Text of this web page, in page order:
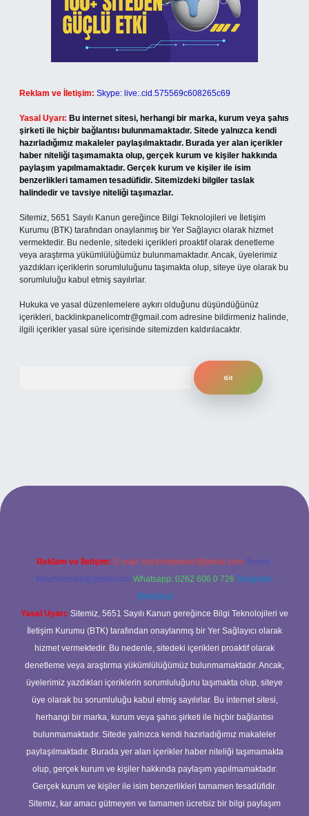
Reklam ve İletişim: Skype: live:.cid.575569c608265c69
Yasal Uyarı: Bu internet sitesi, herhangi bir marka, kurum veya şahıs
şirketi ile hiçbir bağlantısı bulunmamaktadır. Sitede yalnızca kendi
hazırladığımız makaleler paylaşılmaktadır. Burada yer alan içerikler
haber niteliği taşımamakta olup, gerçek kurum ve kişiler hakkında
paylaşım yapılmamaktadır. Gerçek kurum ve kişiler ile isim
benzerlikleri tamamen tesadüfidir. Sitemizdeki bilgiler taslak
halindedir ve tavsiye niteliği taşımazlar.
Sitemiz, 5651 Sayılı Kanun gereğince Bilgi Teknolojileri ve İletişim
Kurumu (BTK) tarafından onaylanmış bir Yer Sağlayıcı olarak hizmet
vermektedir. Bu nedenle, sitedeki içerikleri proaktif olarak denetleme
veya araştırma yükümlülüğümüz bulunmamaktadır. Ancak, üyelerimiz
yazdıkları içeriklerin sorumluluğunu taşımakta olup, siteye üye olarak bu
sorumluluğu kabul etmiş sayılırlar.
Hukuka ve yasal düzenlemelere aykırı olduğunu düşündüğünüz
içerikleri, backlinkpanelicomtr@gmail.com adresine bildirmeniz halinde,
ilgili içerikler yasal süre içerisinde sitemizden kaldırılacaktır.
yeni giriş adresi
Reklam ve İletişim: E-mail: backlinkpaneli@gmail.com Teams:
forumhizmeti@gmail.com Whatsapp: 0262 606 0 726 Telegram:
@karabul
Yasal Uyarı: Sitemiz, 5651 Sayılı Kanun gereğince Bilgi Teknolojileri ve
İletişim Kurumu (BTK) tarafından onaylanmış bir Yer Sağlayıcı olarak
hizmet vermektedir. Bu nedenle, sitedeki içerikleri proaktif olarak
denetleme veya araştırma yükümlülüğümüz bulunmamaktadır. Ancak,
üyelerimiz yazdıkları içeriklerin sorumluluğunu taşımakta olup, siteye
üye olarak bu sorumluluğu kabul etmiş sayılırlar. Bu internet sitesi,
herhangi bir marka, kurum veya şahıs şirketi ile hiçbir bağlantısı
bulunmamaktadır. Sitede yalnızca kendi hazırladığımız makaleler
paylaşılmaktadır. Burada yer alan içerikler haber niteliği taşımamakta
olup, gerçek kurum ve kişiler hakkında paylaşım yapılmamaktadır.
Gerçek kurum ve kişiler ile isim benzerlikleri tamamen tesadüfidir.
Sitemiz, kar amacı gütmeyen ve tamamen ücretsiz bir bilgi paylaşım